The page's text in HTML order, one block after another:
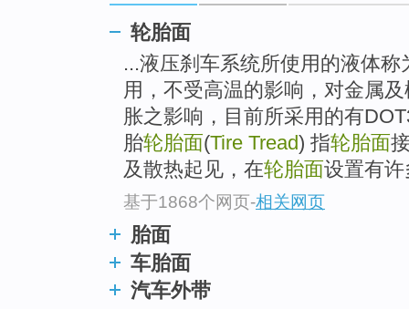
轮胎面
...液压刹车系统所使用的液体
用，不受高温的影响，对金属
胀之影响，目前所采用的有
胎轮胎面(Tire Tread) 指轮胎面
及散热起见，在轮胎面设置有
基于1868个网页-相关网页
胎面
车胎面
汽车外带